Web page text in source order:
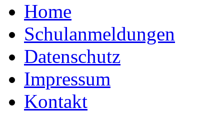
Home
Schulanmeldungen
Datenschutz
Impressum
Kontakt